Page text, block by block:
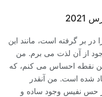
بر گرفته است، مانند این
از آن لذت می برم. من
نقطه احساس می کنم، که
شده است. من آنقدر
حس نفیس وجود ساده و